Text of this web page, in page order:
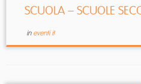
SCUOLA – SCUOLE
in eventi it